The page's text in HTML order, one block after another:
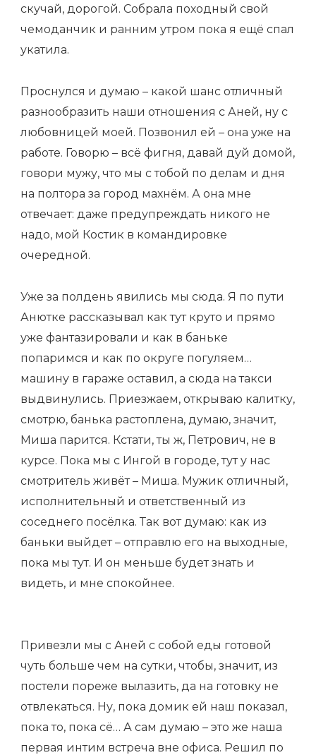
скучай, дорогой. Собрала походный свой
чемоданчик и ранним утром пока я ещё спал
укатила.
Проснулся и думаю – какой шанс отличный
разнообразить наши отношения с Аней, ну с
любовницей моей. Позвонил ей – она уже на
работе. Говорю – всё фигня, давай дуй домой,
говори мужу, что мы с тобой по делам и дня
на полтора за город махнём. А она мне
отвечает: даже предупреждать никого не
надо, мой Костик в командировке
очередной.
Уже за полдень явились мы сюда. Я по пути
Анютке рассказывал как тут круто и прямо
уже фантазировали и как в баньке
попаримся и как по округе погуляем…
машину в гараже оставил, а сюда на такси
выдвинулись. Приезжаем, открываю калитку,
смотрю, банька растоплена, думаю, значит,
Миша парится. Кстати, ты ж, Петрович, не в
курсе. Пока мы с Ингой в городе, тут у нас
смотритель живёт – Миша. Мужик отличный,
исполнительный и ответственный из
соседнего посёлка. Так вот думаю: как из
баньки выйдет – отправлю его на выходные,
пока мы тут. И он меньше будет знать и
видеть, и мне спокойнее.
Привезли мы с Аней с собой еды готовой
чуть больше чем на сутки, чтобы, значит, из
постели пореже вылазить, да на готовку не
отвлекаться. Ну, пока домик ей наш показал,
пока то, пока сё… А сам думаю – это же наша
первая интим встреча вне офиса. Решил по